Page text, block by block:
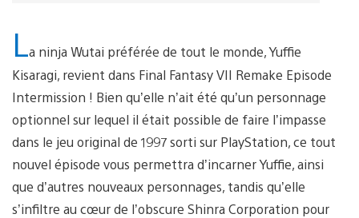
La ninja Wutai préférée de tout le monde, Yuffie
Kisaragi, revient dans Final Fantasy VII Remake Episode
Intermission ! Bien qu’elle n’ait été qu’un personnage
optionnel sur lequel il était possible de faire l’impasse
dans le jeu original de 1997 sorti sur PlayStation, ce tout
nouvel épisode vous permettra d’incarner Yuffie, ainsi
que d’autres nouveaux personnages, tandis qu’elle
s’infiltre au cœur de l’obscure Shinra Corporation pour